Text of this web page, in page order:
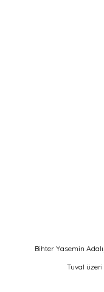
Bihter Yasemin Adalı,
Tuval